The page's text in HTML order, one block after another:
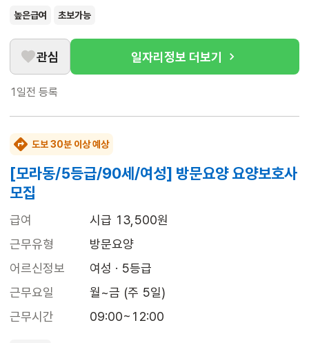
높은급여 초보가능
관심 일자리정보 더보기
1일전 등록
도보 30분 이상 예상
[모라동/5등급/90세/여성] 방문요양 요양보호사
모집
급여
시급 13,500원
근무유형
방문요양
어르신정보
여성 · 5등급
근무요일
월~금 (주 5일)
근무시간
09:00~12:00